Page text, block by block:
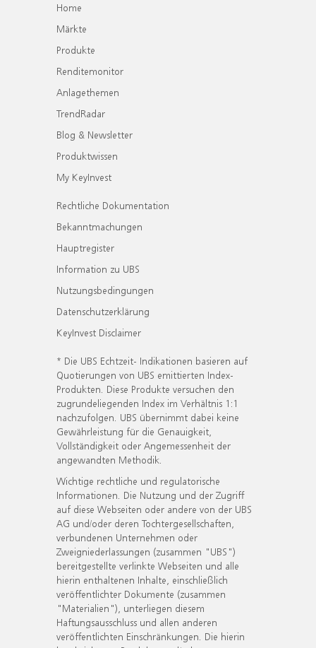
Home
Märkte
Produkte
Renditemonitor
Anlagethemen
TrendRadar
Blog & Newsletter
Produktwissen
My KeyInvest
Rechtliche Dokumentation
Bekanntmachungen
Hauptregister
Information zu UBS
Nutzungsbedingungen
Datenschutzerklärung
KeyInvest Disclaimer
* Die UBS Echtzeit- Indikationen basieren auf
Quotierungen von UBS emittierten Index-
Produkten. Diese Produkte versuchen den
zugrundeliegenden Index im Verhältnis 1:1
nachzufolgen. UBS übernimmt dabei keine
Gewährleistung für die Genauigkeit,
Vollständigkeit oder Angemessenheit der
angewandten Methodik.
Wichtige rechtliche und regulatorische
Informationen. Die Nutzung und der Zugriff
auf diese Webseiten oder andere von der UBS
AG und/oder deren Tochtergesellschaften,
verbundenen Unternehmen oder
Zweigniederlassungen (zusammen "UBS")
bereitgestellte verlinkte Webseiten und alle
hierin enthaltenen Inhalte, einschließlich
veröffentlichter Dokumente (zusammen
"Materialien"), unterliegen diesem
Haftungsausschluss und allen anderen
veröffentlichten Einschränkungen. Die hierin